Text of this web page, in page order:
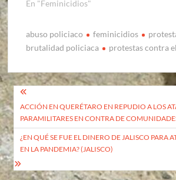
En "Feminicidios"
abuso policiaco feminicidios
brutalidad policiaca
protestas contra
Navegación
de
entradas
ACCIÓN EN QUERÉTARO EN REPUDIO A LOS
PARAMILITARES EN CONTRA DE
¿EN QUÉ SE FUE EL DINERO DE JALISCO PARA
EN LA PANDEMIA? (JALISCO)